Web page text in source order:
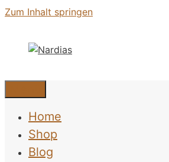
Zum Inhalt springen
Home
Shop
Blog